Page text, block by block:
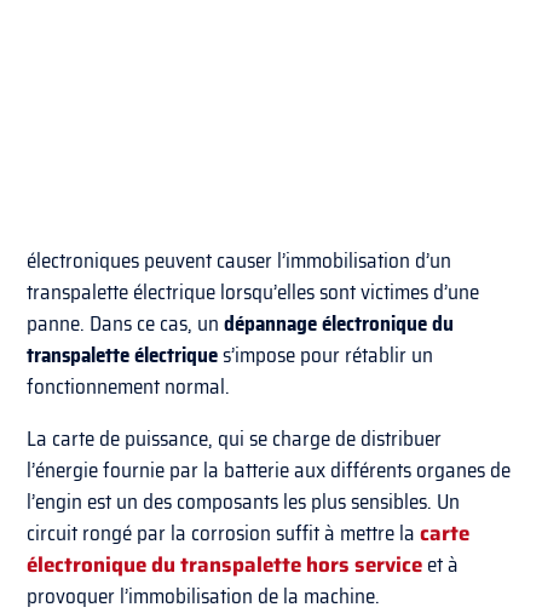
électroniques peuvent causer l’immobilisation d’un
transpalette électrique lorsqu’elles sont victimes d’une
panne. Dans ce cas, undépannage électronique du
transpalette électriques’impose pour rétablir un
fonctionnement normal.
La carte de puissance, qui se charge de distribuer
l’énergie fournie par la batterie aux différents organes de
l’engin est un des composants les plus sensibles. Un
circuit rongé par la corrosion suffit à mettre lacarte
électronique du transpalettehors serviceet à
provoquer l’immobilisation de la machine.